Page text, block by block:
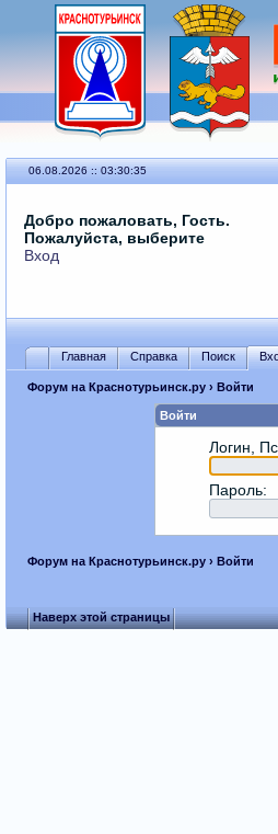
06.08.2026 :: 03:30:35
Добро пожаловать, Гость.
Пожалуйста, выберите
Вход
Главная Справка Поиск
Форум на Краснотурьинск.ру› Войти
Войти
Логин,
Пароль:
Форум на Краснотурьинск.ру› Войти
Наверх этой страницы